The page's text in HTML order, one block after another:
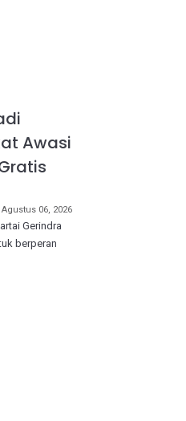
Awasi
06, 2026
Gerindra
berperan